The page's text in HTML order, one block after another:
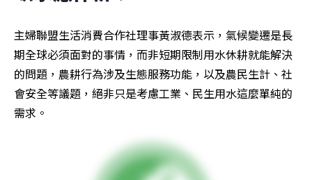
主婦聯盟生活消費合作社理事黃淑德表示，氣候變遷是長
期全球必須面對的事情，而非短期限制用水休耕就能解決
的問題，農耕行為涉及生態服務功能，以及農民生計、社
會安全等議題，絕非只是考慮工業、民生用水這麼單純的
需求。